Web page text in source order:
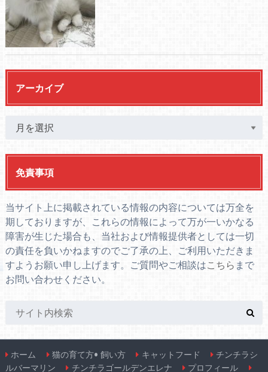
アーカイブ
免責事項
当サイト上に掲載されている情報の内容については万全を
期しておりますが、これらの情報によって万が一いかなる
障害が生じた場合も、当社および情報提供者としては一切
の責任を負いかねますのでご了承の上、ご利用いただきま
すようお願い申し上げます。ご質問やご相談はこちら まで
お問い合わせください。
ホーム 猫の育て方• 飼い方 キャットフード
チンチラシ
ルバーマリン
チンチラゴールデンエレナ プロフィール